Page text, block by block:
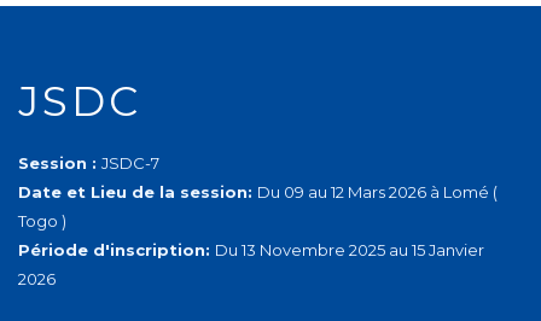
JSDC
Session : JSDC-7
Date et Lieu de la session: Du 09 au 12 Mars 2026 à Lomé (
Togo )
Période d'inscription: Du 13 Novembre 2025 au 15 Janvier
2026